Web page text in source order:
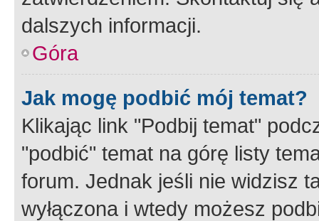
dalszych informacji.
Góra
Jak mogę podbić mój temat?
Klikając link "Podbij temat"
"podbić" temat na górę listy
forum. Jednak jeśli nie widzisz
wyłączona i wtedy możesz